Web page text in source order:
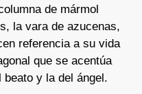
de mármol
la vara de azucenas,
referencia a su vida
que se acentúa
y la del ángel.